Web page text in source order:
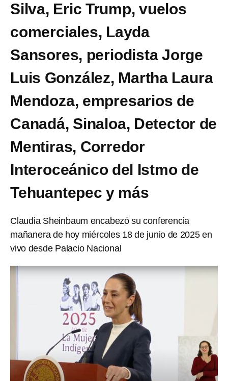
Silva, Eric Trump, vuelos
comerciales, Layda
Sansores, periodista Jorge
Luis González, Martha Laura
Mendoza, empresarios de
Canadá, Sinaloa, Detector de
Mentiras, Corredor
Interoceánico del Istmo de
Tehuantepec y más
Claudia Sheinbaum encabezó su conferencia
mañanera de hoy miércoles 18 de junio de 2025 en
vivo desde Palacio Nacional